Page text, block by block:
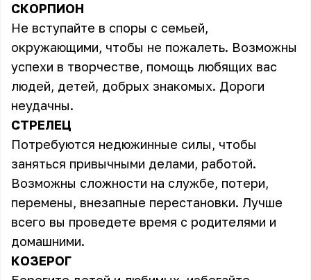
СКОРПИОН
Не вступайте в споры с семьей,
окружающими, чтобы не пожалеть. Возможны
успехи в творчестве, помощь любящих вас
людей, детей, добрых знакомых. Дороги
неудачны.
СТРЕЛЕЦ
Потребуются недюжинные силы, чтобы
заняться привычными делами, работой.
Возможны сложности на службе, потери,
перемены, внезапные перестановки. Лучше
всего вы проведете время с родителями и
домашними.
КОЗЕРОГ